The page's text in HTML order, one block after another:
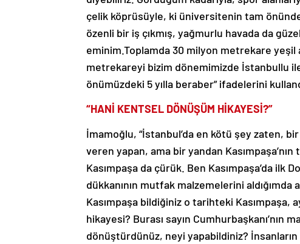
çelik köprüsüyle, ki üniversitenin tam
özenli bir iş çıkmış, yağmurlu havada da
eminim.Toplamda 30 milyon metrekare yeşil
metrekareyi bizim dönemimizde İstanbullu
önümüzdeki 5 yılla beraber” ifadelerini
“HANİ KENTSEL DÖNÜŞÜM HİKAYESİ?”
İmamoğlu, “İstanbul’da en kötü şey zaten,
veren yapan, ama bir yandan
Kasımpaşa da çürük. Ben Kasımpaşa’da ilk
dükkanının mutfak malzemelerini aldığımda
Kasımpaşa bildiğiniz o tarihteki Kasımpaşa,
hikayesi? Burası sayın Cumhurbaşkanı’nın
dönüştürdünüz, neyi yapabildiniz?